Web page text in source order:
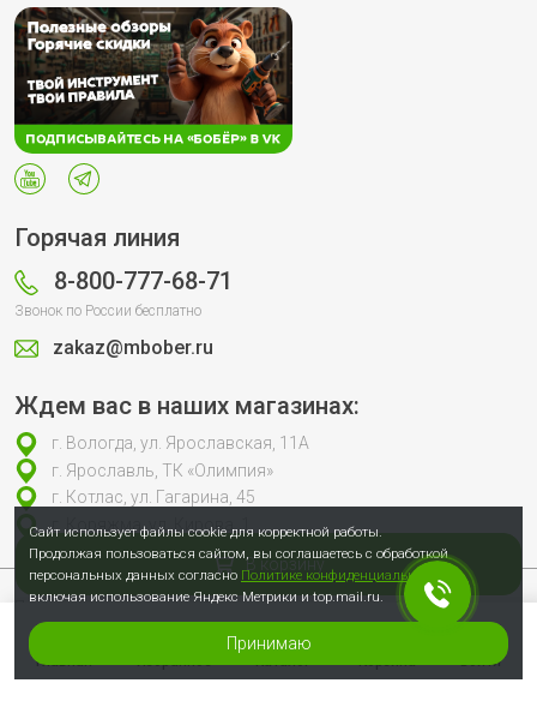
Главная Войти
В корзину
Сайт использует файлы cookie для корректной работы.
Продолжая пользоваться сайтом, вы соглашаетесь с обработкой
персональных данных согласно Политике конфиденциальности
включая использование Яндекс Метрики и top.mail.ru.
Принимаю
Горячая линия
8-800-777-68-71
Звонок по России бесплатно
zakaz@mbober.ru
Ждем вас в наших магазинах:
г. Вологда, ул. Ярославская, 11А
г. Ярославль, ТК «Олимпия»
г. Котлас, ул. Гагарина, 45
г. Коряжма, ул. Кирова, 1
Продолжая пользоваться сайтом, вы соглашаетесь с обработкой
персональных данных согласноПолитике конфиденциальности
, включая
использование Яндекс Метрики и top.mail.ru.
© 2007-2026 Сеть специализированных магазинов инструмента «Бобёр»